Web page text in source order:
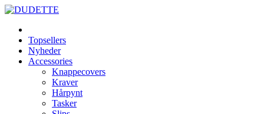
Topsellers
Nyheder
Accessories
Knappecovers
Kraver
Hårpynt
Tasker